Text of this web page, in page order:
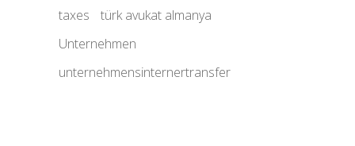
taxes
türk avukat almanya
Unternehmen
unternehmensinternertransfer